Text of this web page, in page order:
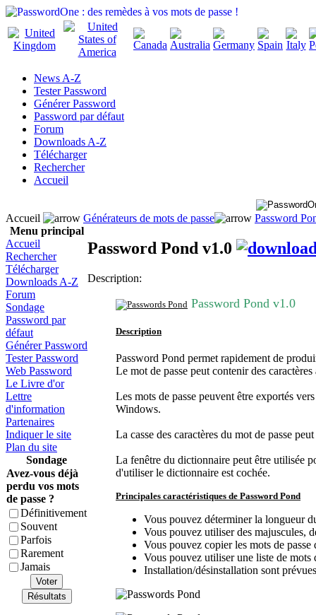
News A-Z
Tester Password
Générer Password
Password par défaut
Forum
Downloads A-Z
Télécharger
Rechercher
Accueil
Accueil
Générateurs de mots de passe
Password
Menu principal
Accueil
Rechercher
Télécharger
Downloads A-Z
Forum
Sondage
Password par
défaut
Générer Password
Tester Password
Web Password
Le Livre d'or
Lettre
d'information
Partenaires
Indiquer le site
Plan du site
Sondage
Avez-vous déjà
perdu vos mots
de passe ?
Définitivement
Souvent
Parfois
Rarement
Jamais
Voter
Résultats
Password Pond v1.0
Description:
Password Pond v1.0
Description
Password Pond permet rapidement de
Le mot de passe peut contenir des
Les mots de passe peuvent être exportés
Windows.
La casse des caractères du mot de passe
La fenêtre du dictionnaire peut être utilisée
d'utiliser le dictionnaire est cochée.
Principales caractéristiques de Password Pond
Vous pouvez déterminer la longueur
Vous pouvez utiliser des majuscules,
Vous pouvez copier les mots de
Vous pouvez utiliser une liste de
Installation/désinstallation sont